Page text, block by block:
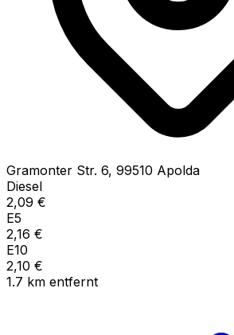
Gramonter Str. 6, 99510 Apolda
Diesel
2,09 €
E5
2,16 €
E10
2,10 €
1.7 km entfernt